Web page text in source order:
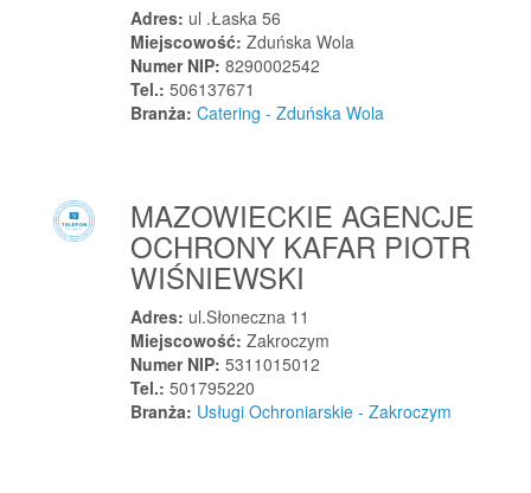
Adres: ul .Łaska 56
Miejscowość: Zduńska Wola
Numer NIP: 8290002542
Tel.: 506137671
Branża: Catering - Zduńska Wola
MAZOWIECKIE AGENCJE
OCHRONY KAFAR PIOTR
WIŚNIEWSKI
Adres: ul.Słoneczna 11
Miejscowość: Zakroczym
Numer NIP: 5311015012
Tel.: 501795220
Branża: Usługi Ochroniarskie - Zakroczym